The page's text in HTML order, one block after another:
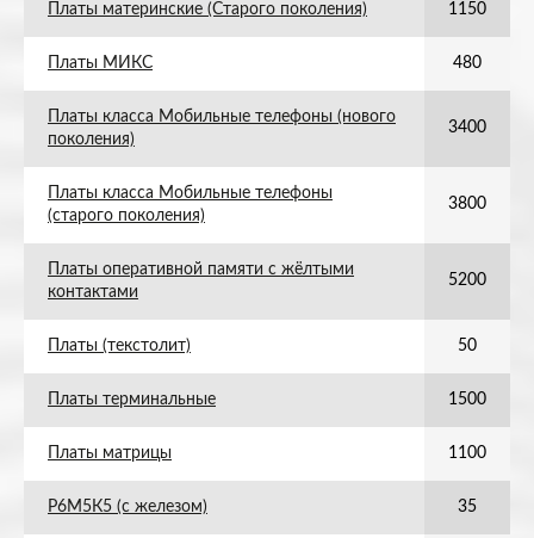
Платы материнские (Старого поколения) 1150
Платы МИКС 480
Платы класса Мобильные телефоны (нового
поколения)
3400
Платы класса Мобильные телефоны
(старого поколения)
3800
Платы оперативной памяти с жёлтыми
контактами
5200
Платы (текстолит) 50
Платы терминальные 1500
Платы матрицы 1100
Р6М5К5 (с железом) 35